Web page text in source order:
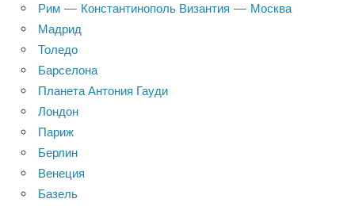
Рим — Константинополь Византия — Москва
Мадрид
Толедо
Барселона
Планета Антония Гауди
Лондон
Париж
Берлин
Венеция
Базель